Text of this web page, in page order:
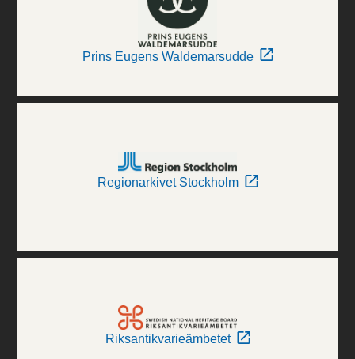
Prins Eugens Waldemarsudde
Regionarkivet Stockholm
Riksantikvarieämbetet